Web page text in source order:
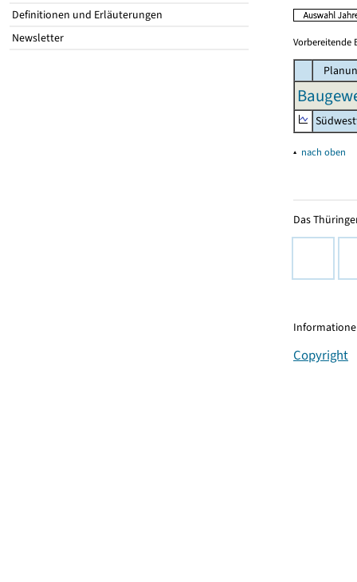
Definitionen und Erläuterungen
Newsletter
Vorbereitende
▴ nach oben
Das
Copyright